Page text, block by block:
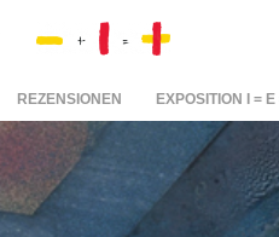
REZENSIONEN EXPOSITION I = E